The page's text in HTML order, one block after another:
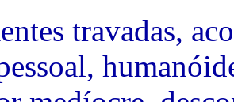
travadas,